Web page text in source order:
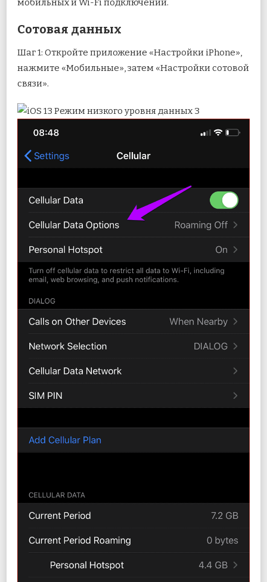
мобильных и Wi-Fi подключений.
Сотовая данных
Шаг 1: Откройте приложение «Настройки iPhone»,
нажмите «Мобильные», затем «Настройки сотовой
связи».